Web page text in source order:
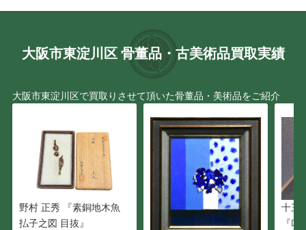
大阪市東淀川区 骨董品・古美術品買取実績
大阪市東淀川区で買取りさせて頂いた骨董品・美術品をご紹介
野村 正秀 『素銅地木魚
払子之図 目抜』
十三
『